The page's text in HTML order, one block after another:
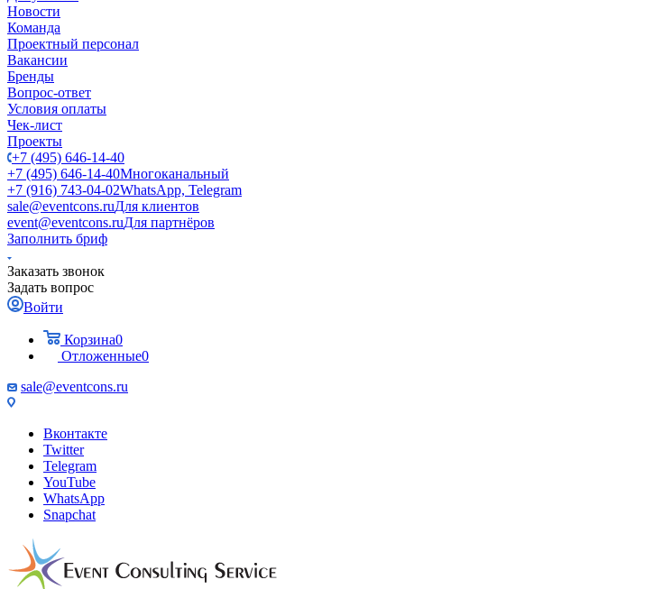
Новости
Команда
Проектный персонал
Вакансии
Бренды
Вопрос-ответ
Условия оплаты
Чек-лист
Проекты
+7 (495) 646-14-40
+7 (495) 646-14-40Многоканальный
+7 (916) 743-04-02WhatsApp, Telegram
sale@eventcons.ruДля клиентов
event@eventcons.ruДля партнёров
Заполнить бриф
Заказать звонок
Задать вопрос
Войти
Корзина0
Отложенные0
sale@eventcons.ru
Вконтакте
Twitter
Telegram
YouTube
WhatsApp
Snapchat